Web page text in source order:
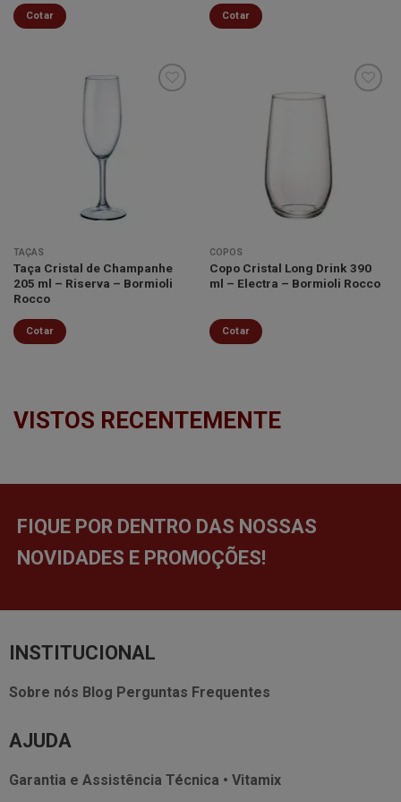
Cotar Cotar
TAÇAS
Taça Cristal de Champanhe
205 ml – Riserva – Bormioli
Rocco
Cotar
Minha
lista de
COPOS
Copo Cristal Long Drink 390
ml – Electra – Bormioli Rocco
Cotar
VISTOS RECENTEMENTE
FIQUE POR DENTRO DAS NOSSAS
NOVIDADES E PROMOÇÕES!
INSTITUCIONAL
Sobre nós Blog Perguntas Frequentes
AJUDA
Garantia e Assistência Técnica • Vitamix